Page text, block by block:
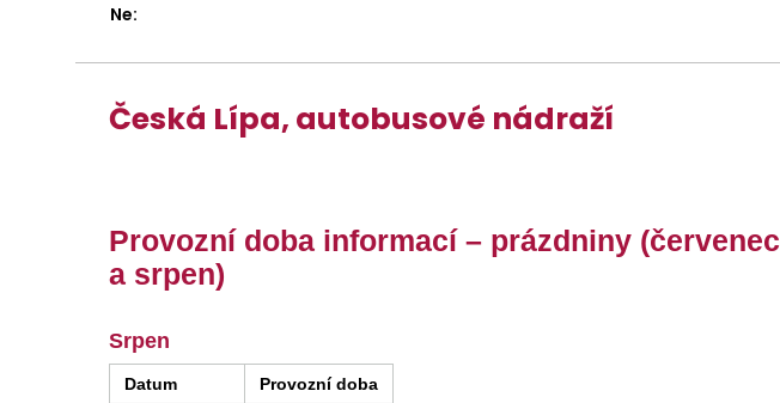
Ne:
Česká Lípa, autobusové nádraží
Provozní doba informací – prázdniny (červenec
a srpen)
Srpen
Datum Provozní doba